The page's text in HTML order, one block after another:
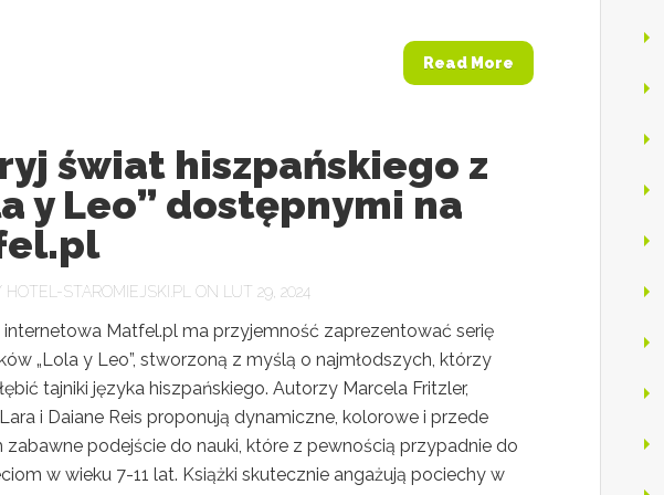
Read More
świat hiszpańskiego z
y Leo” dostępnymi na
HOTEL-STAROMIEJSKI.PL ON LUT 29, 2024
internetowa Matfel.pl ma przyjemność zaprezentować serię
„Lola y Leo”, stworzoną z myślą o najmłodszych, którzy
tajniki języka hiszpańskiego. Autorzy Marcela Fritzler,
i Daiane Reis proponują dynamiczne, kolorowe i przede
zabawne podejście do nauki, które z pewnością przypadnie do
w wieku 7-11 lat. Książki skutecznie angażują pociechy w